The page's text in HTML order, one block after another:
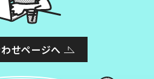
せページへ